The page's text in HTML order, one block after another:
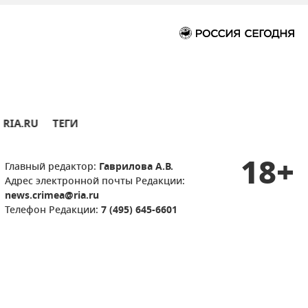
RIA.RU ТЕГИ
Главный редактор: Гаврилова А.В.
Адрес электронной почты Редакции:
news.crimea@ria.ru
Телефон Редакции: 7 (495) 645-6601
18+